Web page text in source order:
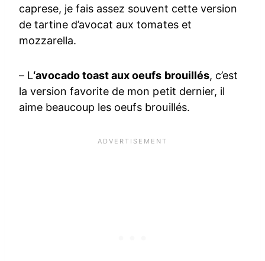
caprese, je fais assez souvent cette version
de tartine d’avocat aux tomates et
mozzarella.
– L‘avocado toast aux oeufs brouillés, c’est
la version favorite de mon petit dernier, il
aime beaucoup les oeufs brouillés.